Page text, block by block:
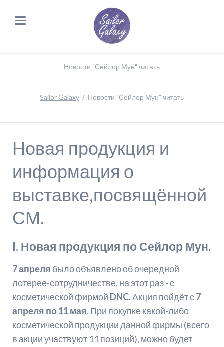
Новости "Сейлор Мун" читать
Sailor Galaxy Новости "Сейлор Мун" читать
Новая продукция и
информация о
выставке,посвящённой
СМ.
I. Новая продукция по Сейлор Мун.
7 апреля было объявлено об очередной
лотерее-сотрудничестве, на этот раз - с
косметической фирмой DNC.Акция пойдёт с7
апреля по 11 мая.При покупке какой-либо
косметической продукции данной фирмы (всего
в акции участвуют 11 позиций), можно будет